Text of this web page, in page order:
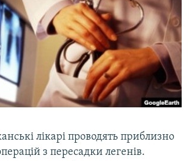
лікарі проводять приблизно
з пересадки легенів.